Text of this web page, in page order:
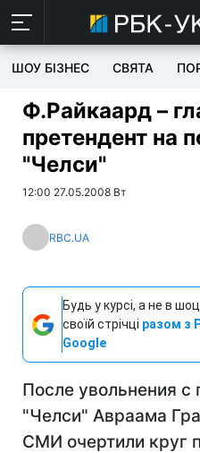
ШОУ БІЗНЕС СВЯТА
Ф.Райкаард –
претендент на
"Челси"
12:00 27.05.2008 Вт
RBC.UA
Будь у курсі, а не в
своїй стрічці разом з
Google
После увольнения с
"Челси" Авраама
СМИ очертили круг